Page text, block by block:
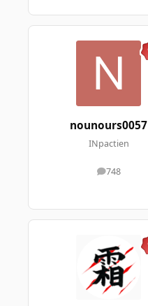
nounours0057
INpactien
748
messages